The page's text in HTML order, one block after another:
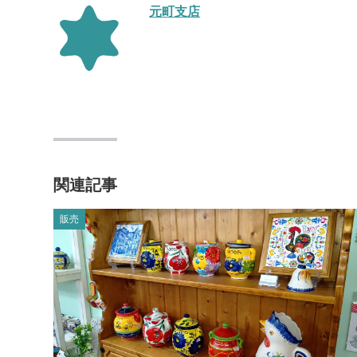
元町支店
関連記事
販売